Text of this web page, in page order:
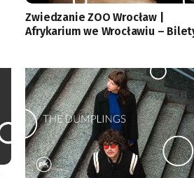
Zwiedzanie ZOO Wrocław |
Afrykarium we Wrocławiu –